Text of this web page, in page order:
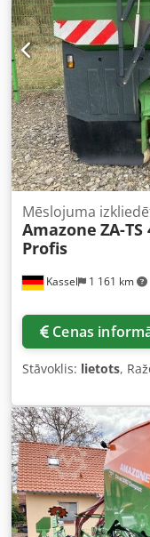
Kassel 1 161 km
Mēslojuma
Amazone ZA-
Profis
Cenas
Stāvoklis: lietots,